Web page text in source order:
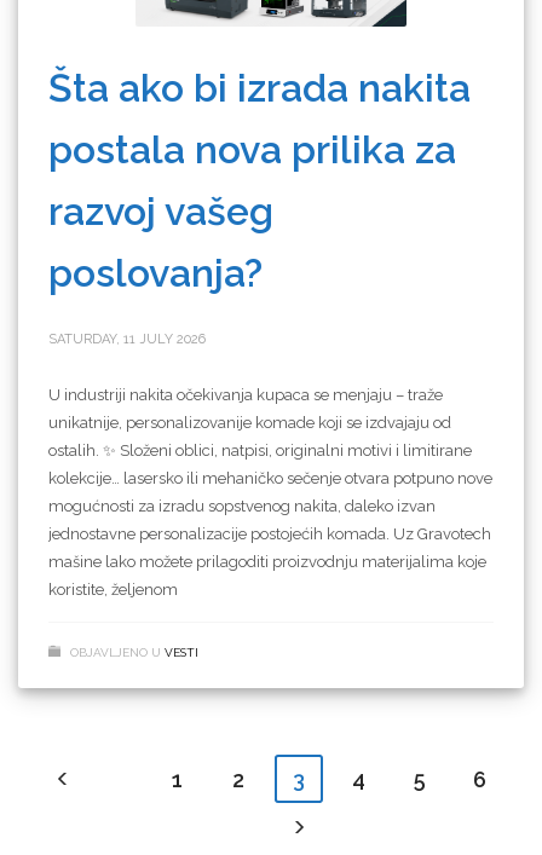
Šta ako bi izrada nakita
postala nova prilika za
razvoj vašeg
poslovanja?
SATURDAY, 11 JULY 2026
U industriji nakita očekivanja kupaca se menjaju – traže
unikatnije, personalizovanije komade koji se izdvajaju od
ostalih. ✨ Složeni oblici, natpisi, originalni motivi i limitirane
kolekcije… lasersko ili mehaničko sečenje otvara potpuno nove
mogućnosti za izradu sopstvenog nakita, daleko izvan
jednostavne personalizacije postojećih komada. Uz Gravotech
mašine lako možete prilagoditi proizvodnju materijalima koje
koristite, željenom
OBJAVLJENO U VESTI
1 2 3 4 5 6